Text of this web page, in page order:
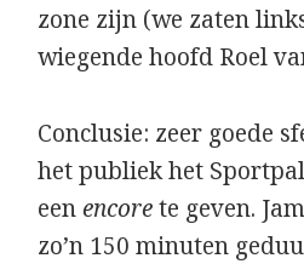
zone zijn (we zaten
wiegende hoofd Roel
Conclusie: zeer goede
het publiek het
eenencorete geven.
zo’n 150 minuten